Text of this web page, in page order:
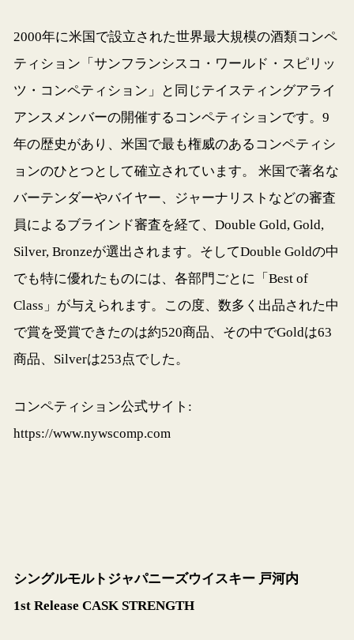
2000年に米国で設立された世界最大規模の酒類コンペ
ティション「サンフランシスコ・ワールド・スピリッ
ツ・コンペティション」と同じテイスティングアライ
アンスメンバーの開催するコンペティションです。9
年の歴史があり、米国で最も権威のあるコンペティシ
ョンのひとつとして確立されています。 米国で著名な
バーテンダーやバイヤー、ジャーナリストなどの審査
員によるブラインド審査を経て、Double Gold, Gold,
Silver, Bronzeが選出されます。そしてDouble Goldの中
でも特に優れたものには、各部門ごとに「Best of
Class」が与えられます。この度、数多く出品された中
で賞を受賞できたのは約520商品、その中でGoldは63
商品、Silverは253点でした。
コンペティション公式サイト:
https://www.nywscomp.com
シングルモルトジャパニーズウイスキー 戸河内
1st Release CASK STRENGTH